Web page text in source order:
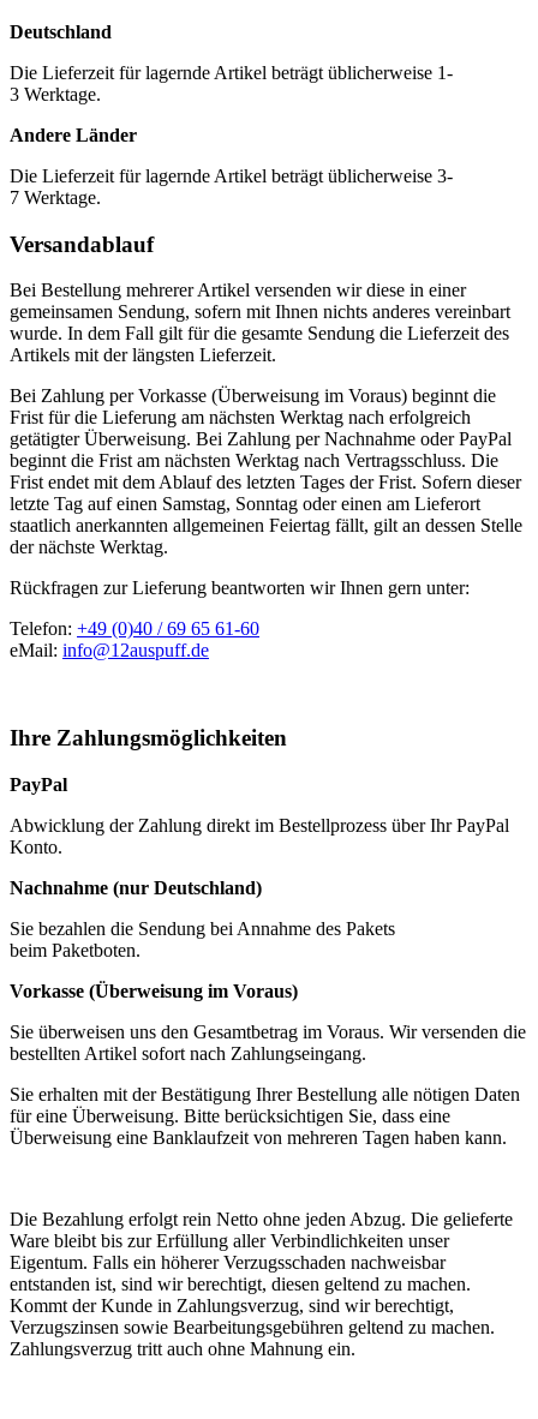
Deutschland
Die Lieferzeit für lagernde Artikel beträgt üblicherweise 1-
3 Werktage.
Andere Länder
Die Lieferzeit für lagernde Artikel beträgt üblicherweise 3-
7 Werktage.
Versandablauf
Bei Bestellung mehrerer Artikel versenden wir diese in einer
gemeinsamen Sendung, sofern mit Ihnen nichts anderes vereinbart
wurde. In dem Fall gilt für die gesamte Sendung die Lieferzeit des
Artikels mit der längsten Lieferzeit.
Bei Zahlung per Vorkasse (Überweisung im Voraus) beginnt die
Frist für die Lieferung am nächsten Werktag nach erfolgreich
getätigter Überweisung. Bei Zahlung per Nachnahme oder PayPal
beginnt die Frist am nächsten Werktag nach Vertragsschluss. Die
Frist endet mit dem Ablauf des letzten Tages der Frist. Sofern dieser
letzte Tag auf einen Samstag, Sonntag oder einen am Lieferort
staatlich anerkannten allgemeinen Feiertag fällt, gilt an dessen Stelle
der nächste Werktag.
Rückfragen zur Lieferung beantworten wir Ihnen gern unter:
Telefon: +49 (0)40 / 69 65 61-60
eMail: info@12auspuff.de
Ihre Zahlungsmöglichkeiten
PayPal
Abwicklung der Zahlung direkt im Bestellprozess über Ihr PayPal
Konto.
Nachnahme (nur Deutschland)
Sie bezahlen die Sendung bei Annahme des Pakets
beim Paketboten.
Vorkasse (Überweisung im Voraus)
Sie überweisen uns den Gesamtbetrag im Voraus. Wir versenden die
bestellten Artikel sofort nach Zahlungseingang.
Sie erhalten mit der Bestätigung Ihrer Bestellung alle nötigen Daten
für eine Überweisung. Bitte berücksichtigen Sie, dass eine
Überweisung eine Banklaufzeit von mehreren Tagen haben kann.
Die Bezahlung erfolgt rein Netto ohne jeden Abzug. Die gelieferte
Ware bleibt bis zur Erfüllung aller Verbindlichkeiten unser
Eigentum. Falls ein höherer Verzugsschaden nachweisbar
entstanden ist, sind wir berechtigt, diesen geltend zu machen.
Kommt der Kunde in Zahlungsverzug, sind wir berechtigt,
Verzugszinsen sowie Bearbeitungsgebühren geltend zu machen.
Zahlungsverzug tritt auch ohne Mahnung ein.